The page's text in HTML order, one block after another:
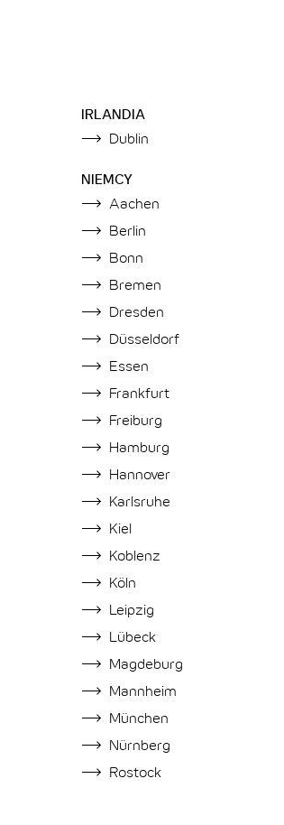
IRLANDIA
Dublin
NIEMCY
Aachen
Berlin
Bonn
Bremen
Dresden
Düsseldorf
Essen
Frankfurt
Freiburg
Hamburg
Hannover
Karlsruhe
Kiel
Koblenz
Köln
Leipzig
Lübeck
Magdeburg
Mannheim
München
Nürnberg
Rostock